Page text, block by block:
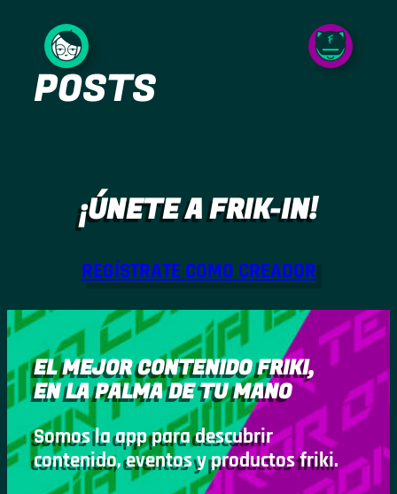
contenido
POSTS
¡ÚNETE A FRIK-IN!
REGÍSTRATE COMO CREADOR
EL MEJOR CONTENIDO FRIKI,
EN LA PALMA DE TU MANO
Somos la app para descubrir
contenido, eventos y productos friki.